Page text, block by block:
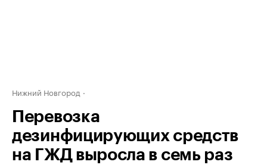
Нижний Новгород
Перевозка
дезинфицирующих средств
на ГЖД выросла в семь раз